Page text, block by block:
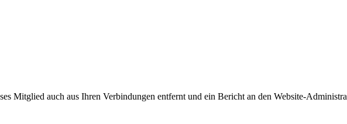
Mitglied auch aus Ihren Verbindungen entfernt und ein Bericht an den Website-